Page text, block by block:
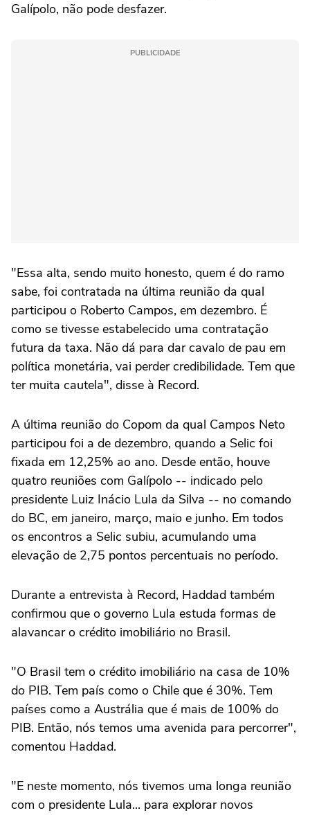
Galípolo, não pode desfazer.
PUBLICIDADE
"Essa alta, sendo muito honesto, quem é do ramo
sabe, foi contratada na última reunião da qual
participou o Roberto Campos, em dezembro. É
como se tivesse estabelecido uma contratação
futura da taxa. Não dá para dar cavalo de pau em
política monetária, vai perder credibilidade. Tem que
ter muita cautela", disse à Record.
A última reunião do Copom da qual Campos Neto
participou foi a de dezembro, quando a Selic foi
fixada em 12,25% ao ano. Desde então, houve
quatro reuniões com Galípolo -- indicado pelo
presidente Luiz Inácio Lula da Silva -- no comando
do BC, em janeiro, março, maio e junho. Em todos
os encontros a Selic subiu, acumulando uma
elevação de 2,75 pontos percentuais no período.
Durante a entrevista à Record, Haddad também
confirmou que o governo Lula estuda formas de
alavancar o crédito imobiliário no Brasil.
"O Brasil tem o crédito imobiliário na casa de 10%
do PIB. Tem país como o Chile que é 30%. Tem
países como a Austrália que é mais de 100% do
PIB. Então, nós temos uma avenida para percorrer",
comentou Haddad.
"E neste momento, nós tivemos uma longa reunião
com o presidente Lula... para explorar novos